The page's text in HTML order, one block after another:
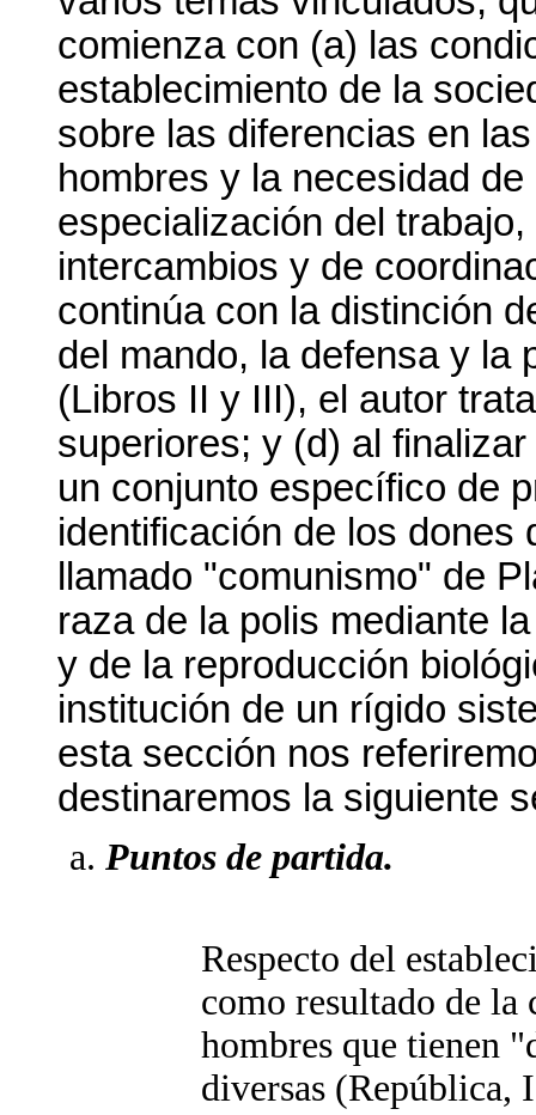
comienza con (a) las
establecimiento de la
sobre las diferencias en
hombres y la necesidad
especialización del
intercambios y de
continúa con la distinción
del mando, la defensa y la
(Libros II y III), el autor
superiores; y (d) al
un conjunto específico de
identificación de los dones
llamado "comunismo" de
raza de la polis mediante
y de la reproducción
institución de un rígido
esta sección nos
destinaremos la siguiente
Puntos de partida.
Respecto del
como resultado de la
hombres que tienen
diversas (República,